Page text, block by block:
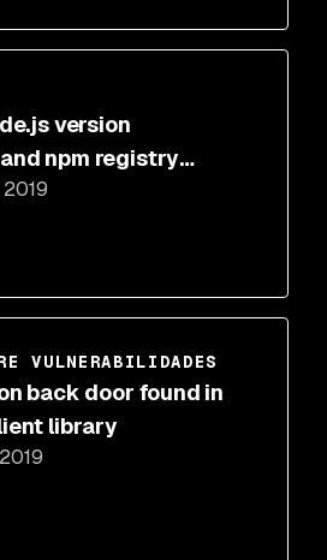
version
npm registry
pro
VULNERABILIDADES
back door found in
library